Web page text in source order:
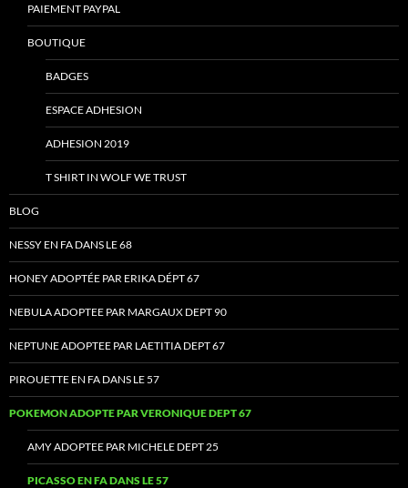
PAIEMENT PAYPAL
BOUTIQUE
BADGES
ESPACE ADHESION
ADHESION 2019
T SHIRT IN WOLF WE TRUST
BLOG
NESSY EN FA DANS LE 68
HONEY ADOPTÉE PAR ERIKA DÉPT 67
NEBULA ADOPTEE PAR MARGAUX DEPT 90
NEPTUNE ADOPTEE PAR LAETITIA DEPT 67
PIROUETTE EN FA DANS LE 57
POKEMON ADOPTE PAR VERONIQUE DEPT 67
AMY ADOPTEE PAR MICHELE DEPT 25
PICASSO EN FA DANS LE 57